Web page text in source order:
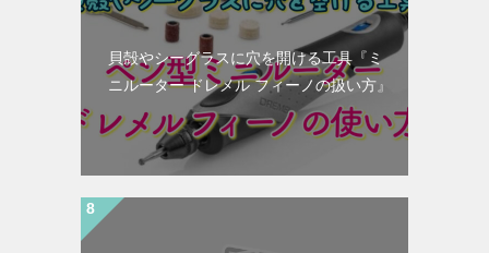
貝殻やシーグラスに穴を開ける工具『ミ
ニルーター ドレメル フィーノの扱い方』